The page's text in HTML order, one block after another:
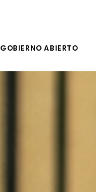
GOBIERNO ABIERTO